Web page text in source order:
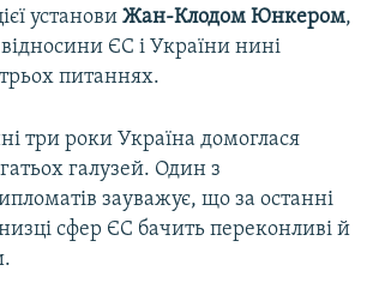
установи Жан-Клодом Юнкером,
ЄС і України нині
питаннях.
три роки Україна домоглася
галузей. Один з
зауважує, що за останні
сфер ЄС бачить переконливі й